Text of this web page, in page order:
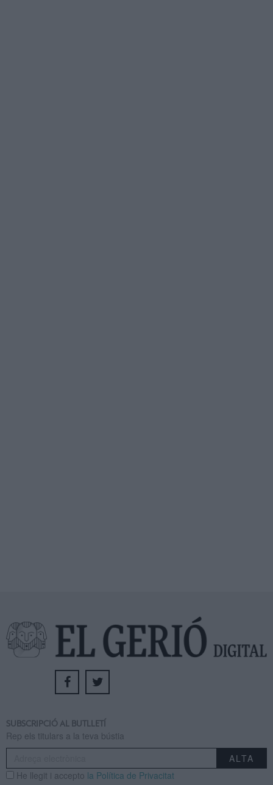
SUBSCRIPCIÓ AL BUTLLETÍ
Rep els titulars a la teva bústia
He llegit i accepto la Política de Privacitat